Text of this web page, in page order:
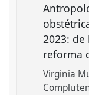
2023: de
reforma
Virginia